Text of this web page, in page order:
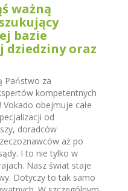
ważną
bazie
dziedziny oraz
Państwo za
kompetentnych
obejmuje całe
od
doradców
aż po
I to nie tylko w
Nasz świat staje
Dotyczy to tak samo